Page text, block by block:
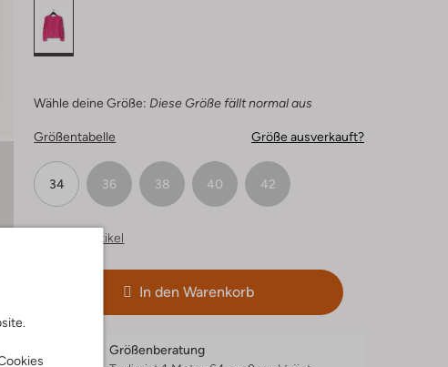
Wähle deine Größe: Diese Größe fällt normal aus
Größentabelle Größe ausverkauft?
34 36 38 40 42
Ähnliche Artikel
In den Warenkorb
Größenberatung